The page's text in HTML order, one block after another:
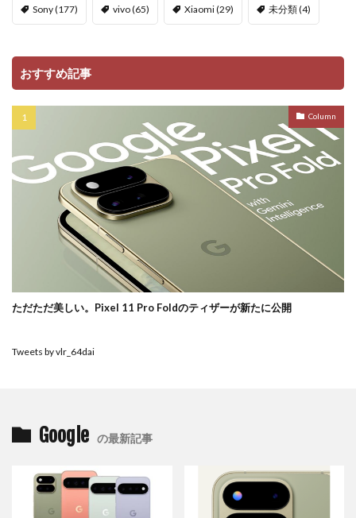
Sony(177) vivo(65) Xiaomi(29) 未分類(4)
おすすめ記事
Column
ただただ美しい。Pixel 11 Pro Foldのティザーが新たに公開
Tweets by vlr_64dai
Google の最新記事